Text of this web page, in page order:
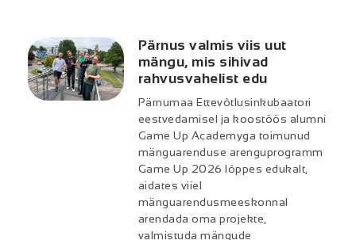
Pärnus valmis viis uut
mängu, mis sihivad
rahvusvahelist edu
Pärnumaa Ettevõtlusinkubaatori
eestvedamisel ja koostöös alumni
Game Up Academyga toimunud
mänguarenduse arenguprogramm
Game Up 2026 lõppes edukalt,
aidates viiel
mänguarendusmeeskonnal
arendada oma projekte,
valmistuda mängude